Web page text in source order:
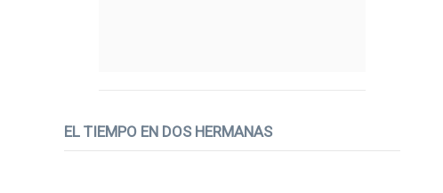
EL TIEMPO EN DOS HERMANAS